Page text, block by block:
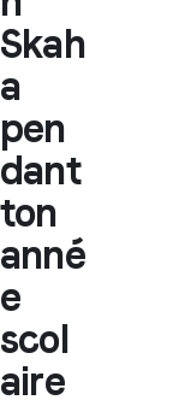
Skah
a
pen
dant
ton
anné
e
scol
aire